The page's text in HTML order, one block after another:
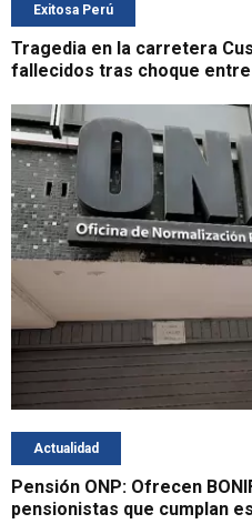
Exitosa Perú
Tragedia en la carretera
fallecidos tras choque
Actualidad
Pensión ONP: Ofrecen
pensionistas que cumplan